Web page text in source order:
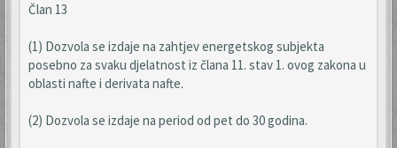
Član 13
(1) Dozvola se izdaje na zahtjev energetskog subjekta
posebno za svaku djelatnost iz člana 11. stav 1. ovog zakona u
oblasti nafte i derivata nafte.
(2) Dozvola se izdaje na period od pet do 30 godina.